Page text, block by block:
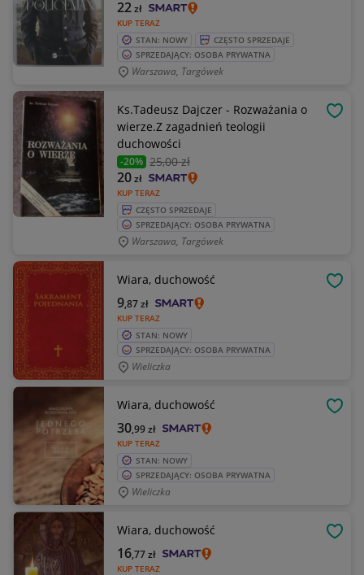
KUP TERAZ
22zł
STAN: NOWY
CZĘSTO SPRZEDAJE
SPRZEDAJĄCY: OSOBA PRYWATNA
Warszawa, Targówek
Ks.Tadeusz Dajczer - Rozważania o
wierze.Z zagadnień teologii
duchowości
-20% 25,00 zł
KUP TERAZ
20zł
CZĘSTO SPRZEDAJE
SPRZEDAJĄCY: OSOBA PRYWATNA
Warszawa, Targówek
Wiara, duchowość
KUP TERAZ
9,87zł
STAN: NOWY
SPRZEDAJĄCY: OSOBA PRYWATNA
Wieliczka
Wiara, duchowość
KUP TERAZ
30,99zł
STAN: NOWY
SPRZEDAJĄCY: OSOBA PRYWATNA
Wieliczka
Wiara, duchowość
KUP TERAZ
16,77zł